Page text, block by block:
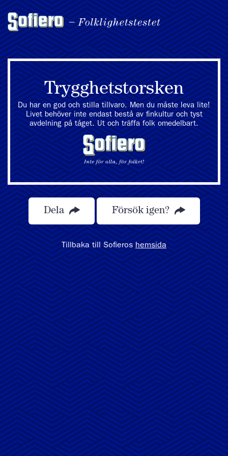
Trygghetstorsken
Du har en god och stilla tillvaro. Men du måste leva lite!
Livet behöver inte endast bestå av finkultur och tyst
avdelning på tåget. Ut och träffa folk omedelbart.
Dela Försök igen?
Tillbaka till Sofieroshemsida